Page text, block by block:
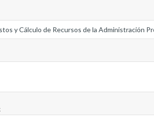
y Cálculo de Recursos de la Administración